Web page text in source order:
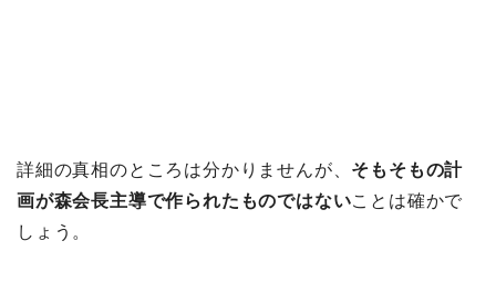
詳細の真相のところは分かりませんが、 そもそもの計
画が森会長主導で作られたものではないことは確かで
しょう。